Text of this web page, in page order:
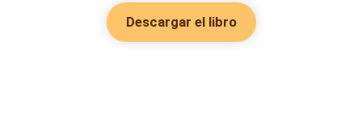
Descargar el libro